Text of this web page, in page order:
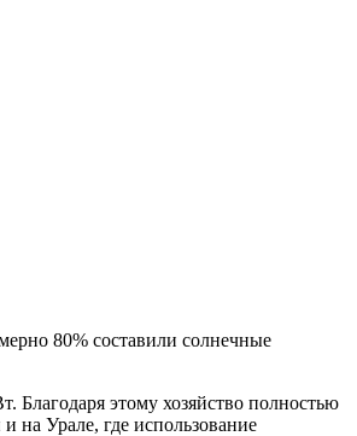
80% составили солнечные
Благодаря этому хозяйство полностью
на Урале, где использование